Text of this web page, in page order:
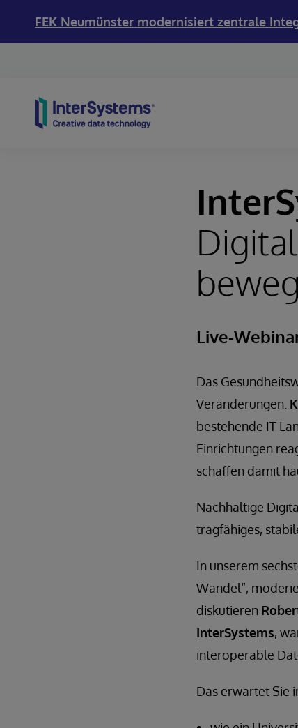
FEK Neumünster modernisiert zentrale
Live-
Das
Veränderungen.
bestehende IT
Einrichtungen
schaffen damit
Nachhaltige
tragfähiges,
In unserem
Wandel“,
diskutieren
InterSystems,
interoperable
Das erwartet Sie